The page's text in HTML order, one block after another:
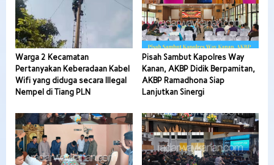
Warga 2 Kecamatan
Pertanyakan Keberadaan Kabel
Wifi yang diduga secara Illegal
Nempel di Tiang PLN
Pisah Sambut Kapolres Way
Kanan, AKBP Didik Berpamitan,
AKBP Ramadhona Siap
Lanjutkan Sinergi